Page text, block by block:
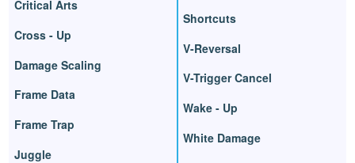
Critical Arts
Cross - Up
Damage Scaling
Frame Data
Frame Trap
Juggle
Shortcuts
V-Reversal
V-Trigger Cancel
Wake - Up
White Damage